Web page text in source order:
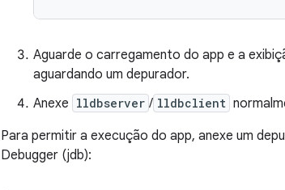
Aguarde o carregamento do app e a
aguardando um depurador.
Anexe lldbserver / lldbclient
Para permitir a execução do app, anexe um
Debugger (jdb):